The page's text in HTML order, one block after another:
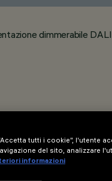
dimmerabile
tutti i cookie”, l'utente
del sito, analizzare
informazioni